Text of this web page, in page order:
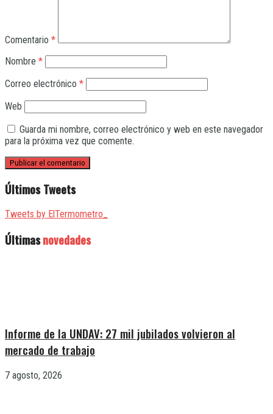
Comentario *
Nombre *
Correo electrónico *
Web
Guarda mi nombre, correo electrónico y web en este navegador
para la próxima vez que comente.
Últimos Tweets
Tweets by ElTermometro_
Últimasnovedades
Informe de la UNDAV: 27 mil jubilados volvieron al
mercado de trabajo
7 agosto, 2026